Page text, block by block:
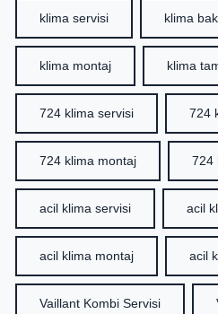
klima servisi klima
klima montaj klima
724 klima servisi 724
724 klima montaj 724
acil klima servisi acil
acil klima montaj acil
Vaillant Kombi Servisi